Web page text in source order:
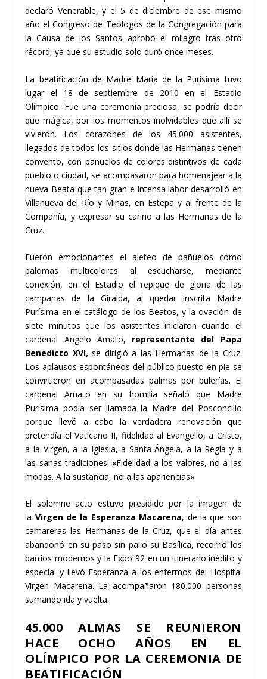
declaró Venerable, y el 5 de diciembre de ese mismo
año el Congreso de Teólogos de la Congregación para
la Causa de los Santos aprobó el milagro tras otro
récord, ya que su estudio solo duró once meses.
La beatificación de Madre María de la Purísima tuvo
lugar el 18 de septiembre de 2010 en el Estadio
Olímpico. Fue una ceremonia preciosa, se podría decir
que mágica, por los momentos inolvidables que allí se
vivieron. Los corazones de los 45.000 asistentes,
llegados de todos los sitios donde las Hermanas tienen
convento, con pañuelos de colores distintivos de cada
pueblo o ciudad, se acompasaron para homenajear a la
nueva Beata que tan gran e intensa labor desarrolló en
Villanueva del Río y Minas, en Estepa y al frente de la
Compañía, y expresar su cariño a las Hermanas de la
Cruz.
Fueron emocionantes el aleteo de pañuelos como
palomas multicolores al escucharse, mediante
conexión, en el Estadio el repique de gloria de las
campanas de la Giralda, al quedar inscrita Madre
Purísima en el catálogo de los Beatos, y la ovación de
siete minutos que los asistentes iniciaron cuando el
cardenal Angelo Amato, representante del Papa
Benedicto XVI, se dirigió a las Hermanas de la Cruz.
Los aplausos espontáneos del público puesto en pie se
convirtieron en acompasadas palmas por bulerías. El
cardenal Amato en su homilía señaló que Madre
Purísima podía ser llamada la Madre del Posconcilio
porque llevó a cabo la verdadera renovación que
pretendía el Vaticano II, fidelidad al Evangelio, a Cristo,
a la Virgen, a la Iglesia, a Santa Ángela, a la Regla y a
las sanas tradiciones: «Fidelidad a los valores, no a las
modas. A la sustancia, no a las apariencias».
El solemne acto estuvo presidido por la imagen de
la Virgen de la Esperanza Macarena, de la que son
camareras las Hermanas de la Cruz, que el día antes
abandonó en su paso sin palio su Basílica, recorrió los
barrios modernos y la Expo 92 en un itinerario inédito y
especial y llevó Esperanza a los enfermos del Hospital
Virgen Macarena. La acompañaron 180.000 personas
sumando ida y vuelta.
45.000 ALMAS SE REUNIERON
HACE OCHO AÑOS EN EL
OLÍMPICO POR LA CEREMONIA DE
BEATIFICACIÓN